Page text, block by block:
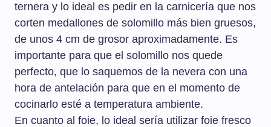
ternera y lo ideal es pedir en la carnicería que nos
corten medallones de solomillo más bien gruesos,
de unos 4 cm de grosor aproximadamente. Es
importante para que el solomillo nos quede
perfecto, que lo saquemos de la nevera con una
hora de antelación para que en el momento de
cocinarlo esté a temperatura ambiente.
En cuanto al foie, lo ideal sería utilizar foie fresco